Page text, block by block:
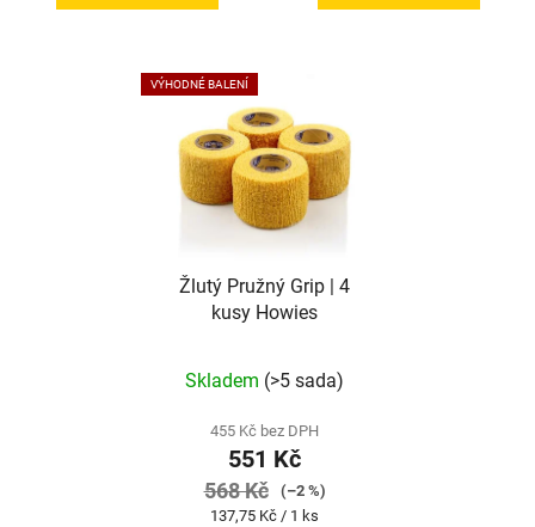
VÝHODNÉ BALENÍ
Žlutý Pružný Grip | 4
kusy Howies
Skladem (>5 sada)
455 Kč bez DPH
551 Kč
568 Kč
(–2 %)
Měrná
137,75 Kč / 1 ks